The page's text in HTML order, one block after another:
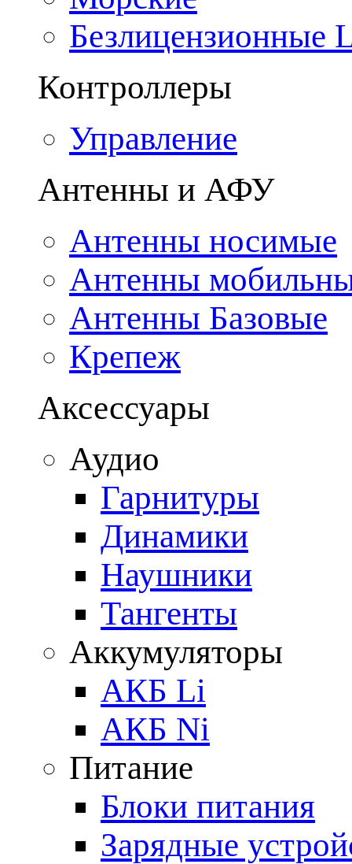
Безлицензионные
Контроллеры
Управление
Антенны и АФУ
Антенны носимые
Антенны
Антенны Базовые
Крепеж
Аксессуары
Аудио
Гарнитуры
Динамики
Наушники
Тангенты
Аккумуляторы
АКБ Li
АКБ Ni
Питание
Блоки питания
Зарядные